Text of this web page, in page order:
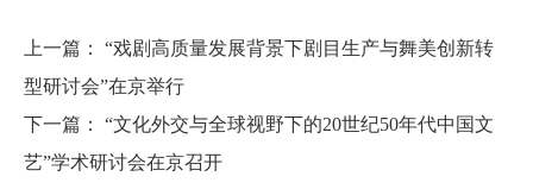
上一篇： “戏剧高质量发展背景下剧目生产与舞美创新转
型研讨会”在京举行
下一篇： “文化外交与全球视野下的20世纪50年代中国文
艺”学术研讨会在京召开